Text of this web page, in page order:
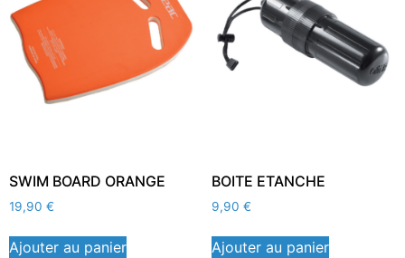
SWIM BOARD ORANGE
19,90 €
Ajouter au panier
BOITE ETANCHE
9,90 €
Ajouter au panier